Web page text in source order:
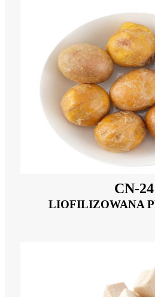
CN-24
LIOFILIZOWANA